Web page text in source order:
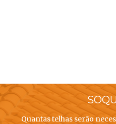
Quantas telhas serão